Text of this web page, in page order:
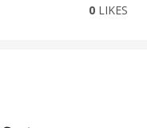
0 LIKES